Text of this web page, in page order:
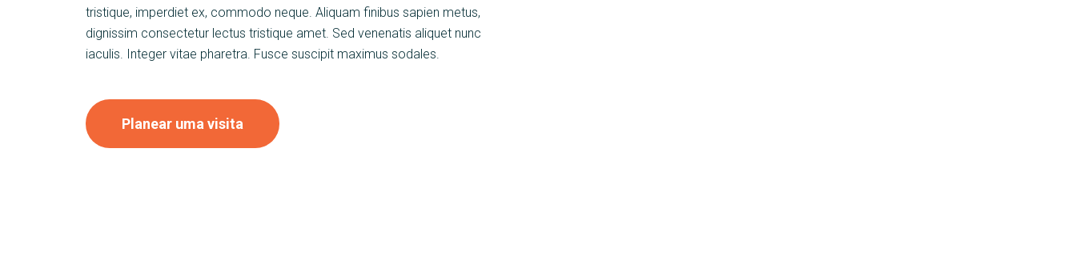
tristique, imperdiet ex, commodo neque. Aliquam finibus sapien metus,
dignissim consectetur lectus tristique amet. Sed venenatis aliquet nunc
iaculis. Integer vitae pharetra. Fusce suscipit maximus sodales.
Planear uma visita